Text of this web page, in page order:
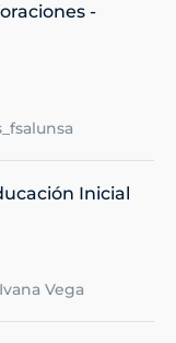
-
Inicial
Vega